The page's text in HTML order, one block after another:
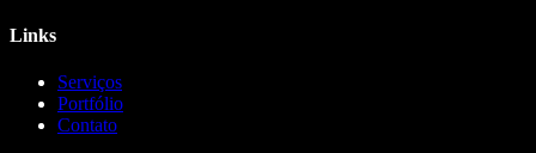
Links
Serviços
Portfólio
Contato